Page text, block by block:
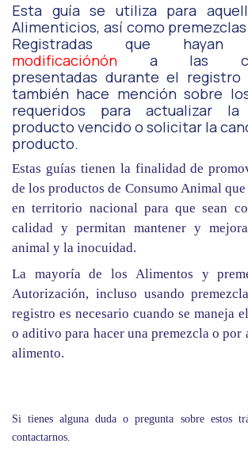
Esta guía se utiliza para
Alimenticios, así como
Registradas que hayan
modificaciónón a las
presentadas durante el registro
también hace mención sobre
requeridos para actualizar
producto vencido o solicitar la
producto.
Estas guías tienen la finalidad de
de los productos de Consumo Animal
en territorio nacional para que sean
calidad y permitan mantener y
animal y la inocuidad.
La mayoría de los Alimentos y
Autorización, incluso usando
registro es necesario cuando se maneja
o aditivo para hacer una premezcla o
alimento.
Si tienes alguna duda o pregunta sobre estos
contactarnos.